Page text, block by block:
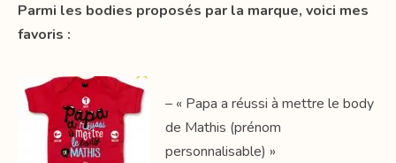
Parmi les bodies proposés par la marque, voici mes
favoris :
– « Papa a réussi à mettre le body
de Mathis (prénom
personnalisable) »